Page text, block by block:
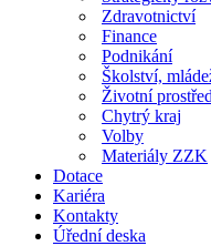
Zdravotnictví
Finance
Podnikání
Školství,
Životní
Chytrý kraj
Volby
Materiály ZZK
Dotace
Kariéra
Kontakty
Úřední deska